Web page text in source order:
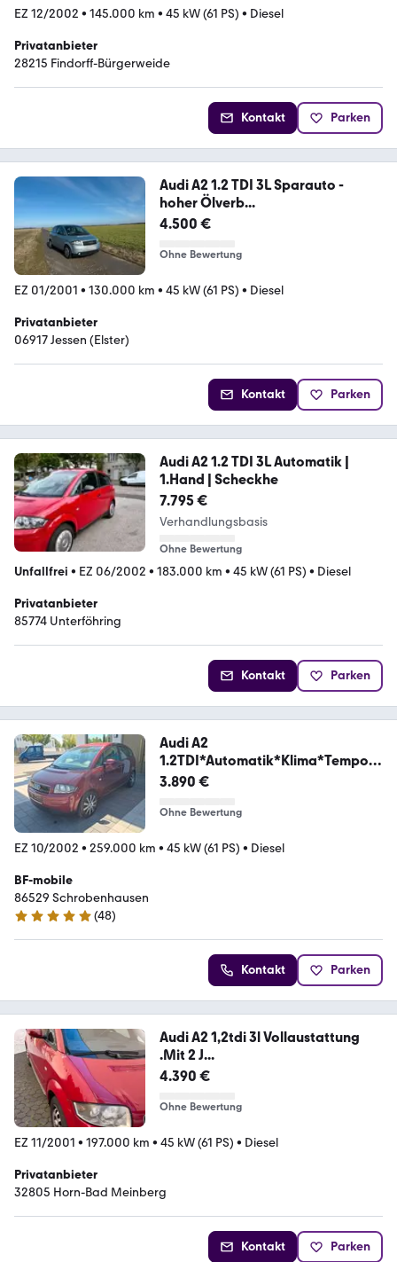
EZ 12/2002 • 145.000 km • 45 kW (61 PS) • Diesel
Privatanbieter
28215 Findorff-Bürgerweide
Kontakt Parken
Audi A2 1.2 TDI 3L Sparauto -
hoher Ölverb...
4.500 €
Ohne Bewertung
EZ 01/2001 • 130.000 km • 45 kW (61 PS) • Diesel
Privatanbieter
06917 Jessen (Elster)
Kontakt Parken
Audi A2 1.2 TDI 3L Automatik |
1.Hand | Scheckhe
7.795 €
Verhandlungsbasis
Ohne Bewertung
Unfallfrei • EZ 06/2002 • 183.000 km • 45 kW (61 PS) • Diesel
Privatanbieter
85774 Unterföhring
Kontakt Parken
Audi A2
1.2TDI*Automatik*Klima*Tempom
at*Grüne-Plakett
3.890 €
Ohne Bewertung
EZ 10/2002 • 259.000 km • 45 kW (61 PS) • Diesel
BF-mobile
86529 Schrobenhausen
5 Sterne
(48)
Kontakt Parken
Audi A2 1,2tdi 3l Vollaustattung
.Mit 2 J...
4.390 €
Ohne Bewertung
EZ 11/2001 • 197.000 km • 45 kW (61 PS) • Diesel
Privatanbieter
32805 Horn-Bad Meinberg
Kontakt Parken